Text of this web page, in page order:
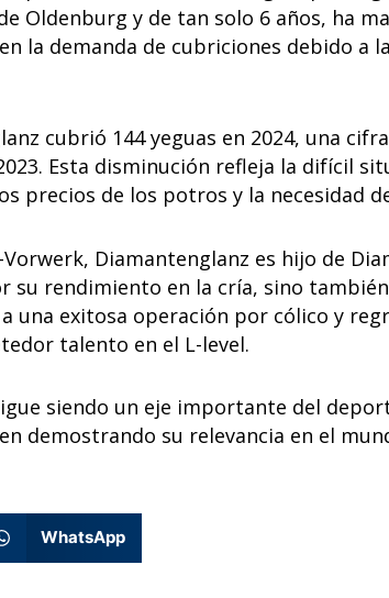
Oldenburg y de tan solo 6 años, ha
la demanda de cubriciones debido a
cubrió 144 yeguas en 2024, una
Esta disminución refleja la difícil
precios de los potros y la necesidad
Diamantenglanz es hijo de
su rendimiento en la cría, sino
una exitosa operación por cólico y
talento en el L-level.
siendo un eje importante del
demostrando su relevancia en el
WhatsApp